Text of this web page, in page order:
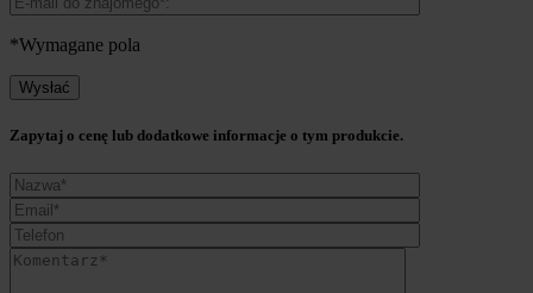
*Wymagane pola
Zapytaj o cenę lub dodatkowe informacje o tym produkcie.